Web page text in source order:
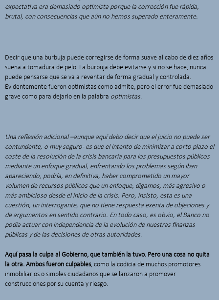
expectativa era demasiado optimista porque la corrección fue rápida,
brutal, con consecuencias que aún no hemos superado enteramente.
Decir que una burbuja puede corregirse de forma suave al cabo de diez años
suena a tomadura de pelo. La burbuja debe evitarse y si no se hace, nunca
puede pensarse que se va a reventar de forma gradual y controlada.
Evidentemente fueron optimistas como admite, pero el error fue demasiado
grave como para dejarlo en la palabra optimistas.
Una reflexión adicional –aunque aquí debo decir que el juicio no puede ser
contundente, o muy seguro- es que el intento de minimizar a corto plazo el
coste de la resolución de la crisis bancaria para los presupuestos públicos
mediante un enfoque gradual, enfrentando los problemas según iban
apareciendo, podría, en definitiva, haber comprometido un mayor
volumen de recursos públicos que un enfoque, digamos, más agresivo o
más ambicioso desde el inicio de la crisis. Pero, insisto, esta es una
cuestión, un interrogante, que no tiene respuesta exenta de objeciones y
de argumentos en sentido contrario. En todo caso, es obvio, el Banco no
podía actuar con independencia de la evolución de nuestras finanzas
públicas y de las decisiones de otras autoridades.
Aquí pasa la culpa al Gobierno, que también la tuvo. Pero una cosa no quita
la otra. Ambos fueron culpables, como la codicia de muchos promotores
inmobiliarios o simples ciudadanos que se lanzaron a promover
construcciones por su cuenta y riesgo.